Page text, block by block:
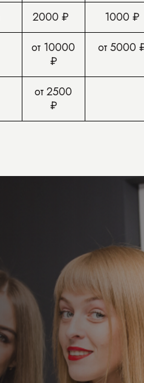
2000 ₽
1000 ₽
от 10000
₽
от 5000
от 2500
₽